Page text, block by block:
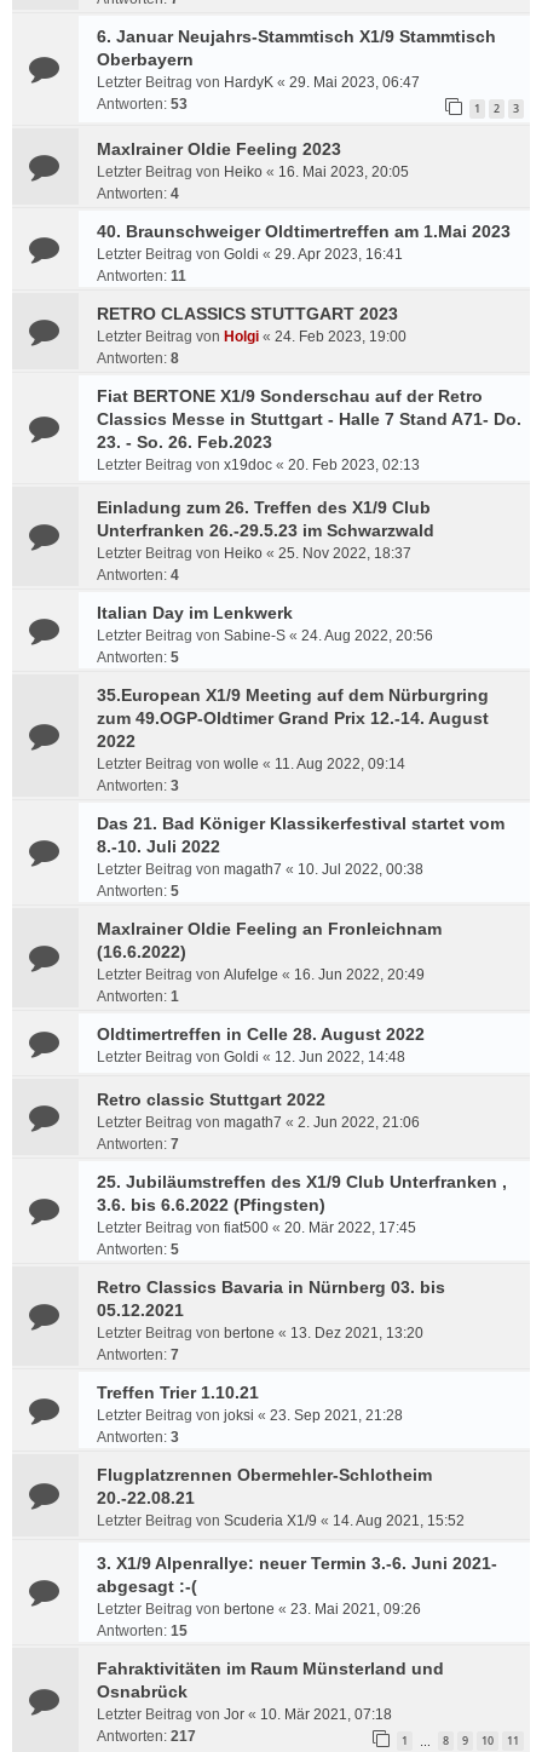
6. Januar Neujahrs-Stammtisch X1/9 Stammtisch
Oberbayern
Letzter Beitrag von HardyK « 29. Mai 2023, 06:47
Antworten: 53 1 2 3
Maxlrainer Oldie Feeling 2023
Letzter Beitrag von Heiko « 16. Mai 2023, 20:05
Antworten: 4
40. Braunschweiger Oldtimertreffen am 1.Mai 2023
Letzter Beitrag von Goldi « 29. Apr 2023, 16:41
Antworten: 11
RETRO CLASSICS STUTTGART 2023
Letzter Beitrag von Holgi « 24. Feb 2023, 19:00
Antworten: 8
Fiat BERTONE X1/9 Sonderschau auf der Retro
Classics Messe in Stuttgart - Halle 7 Stand A71- Do.
23. - So. 26. Feb.2023
Letzter Beitrag von x19doc « 20. Feb 2023, 02:13
Einladung zum 26. Treffen des X1/9 Club
Unterfranken 26.-29.5.23 im Schwarzwald
Letzter Beitrag von Heiko « 25. Nov 2022, 18:37
Antworten: 4
Italian Day im Lenkwerk
Letzter Beitrag von Sabine-S « 24. Aug 2022, 20:56
Antworten: 5
35.European X1/9 Meeting auf dem Nürburgring
zum 49.OGP-Oldtimer Grand Prix 12.-14. August
2022
Letzter Beitrag von wolle « 11. Aug 2022, 09:14
Antworten: 3
Das 21. Bad Königer Klassikerfestival startet vom
8.-10. Juli 2022
Letzter Beitrag von magath7 « 10. Jul 2022, 00:38
Antworten: 5
Maxlrainer Oldie Feeling an Fronleichnam
(16.6.2022)
Letzter Beitrag von Alufelge « 16. Jun 2022, 20:49
Antworten: 1
Oldtimertreffen in Celle 28. August 2022
Letzter Beitrag von Goldi « 12. Jun 2022, 14:48
Retro classic Stuttgart 2022
Letzter Beitrag von magath7 « 2. Jun 2022, 21:06
Antworten: 7
25. Jubiläumstreffen des X1/9 Club Unterfranken ,
3.6. bis 6.6.2022 (Pfingsten)
Letzter Beitrag von fiat500 « 20. Mär 2022, 17:45
Antworten: 5
Retro Classics Bavaria in Nürnberg 03. bis
05.12.2021
Letzter Beitrag von bertone « 13. Dez 2021, 13:20
Antworten: 7
Treffen Trier 1.10.21
Letzter Beitrag von joksi « 23. Sep 2021, 21:28
Antworten: 3
Flugplatzrennen Obermehler-Schlotheim
20.-22.08.21
Letzter Beitrag von Scuderia X1/9 « 14. Aug 2021, 15:52
3. X1/9 Alpenrallye: neuer Termin 3.-6. Juni 2021-
abgesagt :-(
Letzter Beitrag von bertone « 23. Mai 2021, 09:26
Antworten: 15
Fahraktivitäten im Raum Münsterland und
Osnabrück
Letzter Beitrag von Jor « 10. Mär 2021, 07:18
Antworten: 217 1 8 9 10 11